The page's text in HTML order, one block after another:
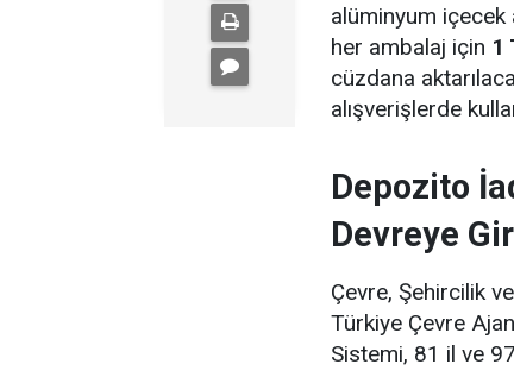
alüminyum içecek
her ambalaj için 1
cüzdana
alışverişlerde
Depozito
Devreye
Çevre, Şehircilik
Türkiye Çevre
Sistemi, 81 il ve